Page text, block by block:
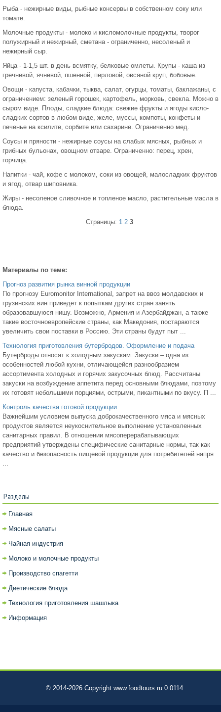
Рыба - нежирные виды, рыбные консервы в собственном соку или
томате.
Молочные продукты - молоко и кисломолочные продукты, творог
полужирный и нежирный, сметана - ограниченно, несоленый и
нежирный сыр.
Яйца - 1-1,5 шт. в день всмятку, белковые омлеты. Крупы - каша из
гречневой, ячневой, пшенной, перловой, овсяной круп, бобовые.
Овощи - капуста, кабачки, тыква, салат, огурцы, томаты, баклажаны, с
ограничением: зеленый горошек, картофель, морковь, свекла. Можно в
сыром виде. Плоды, сладкие блюда: свежие фрукты и ягоды кисло-
сладких сортов в любом виде, желе, муссы, компоты, конфеты и
печенье на ксилите, сорбите или сахарине. Ограниченно мед.
Соусы и пряности - нежирные соусы на слабых мясных, рыбных и
грибных бульонах, овощном отваре. Ограниченно: перец, хрен,
горчица.
Напитки - чай, кофе с молоком, соки из овощей, малосладких фруктов
и ягод, отвар шиповника.
Жиры - несоленое сливочное и топленое масло, растительные масла в
блюда.
Страницы: 1 2 3
Материалы по теме:
Прогноз развития рынка винной продукции
По прогнозу Euromonitor International, запрет на ввоз молдавских и
грузинских вин приведет к попыткам других стран занять
образовавшуюся нишу. Возможно, Армения и Азербайджан, а также
такие восточноевропейские страны, как Македония, постараются
увеличить свои поставки в Россию. Эти страны будут пыт ...
Технология приготовления бутербродов. Оформление и подача
Бутерброды относят к холодным закускам. Закуски – одна из
особенностей любой кухни, отличающейся разнообразием
ассортимента холодных и горячих закусочных блюд. Рассчитаны
закуски на возбуждение аппетита перед основными блюдами, поэтому
их готовят небольшими порциями, острыми, пикантными по вкусу. П ...
Контроль качества готовой продукции
Важнейшим условием выпуска доброкачественного мяса и мясных
продуктов является неукоснительное выполнение установленных
санитарных правил. В отношении мясоперерабатывающих
предприятий утверждены специфические санитарные нормы, так как
качество и безопасность пищевой продукции для потребителей напря
...
Разделы
Главная
Мясные салаты
Чайная индустрия
Молоко и молочные продукты
Производство спагетти
Диетические блюда
Технология приготовления шашлыка
Информация
© 2014-2026 Copyright www.foodtours.ru 0.0114